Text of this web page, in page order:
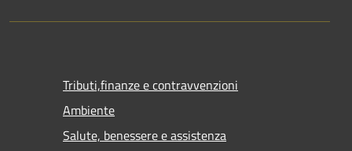
Tributi,finanze e contravvenzioni
Ambiente
Salute, benessere e assistenza